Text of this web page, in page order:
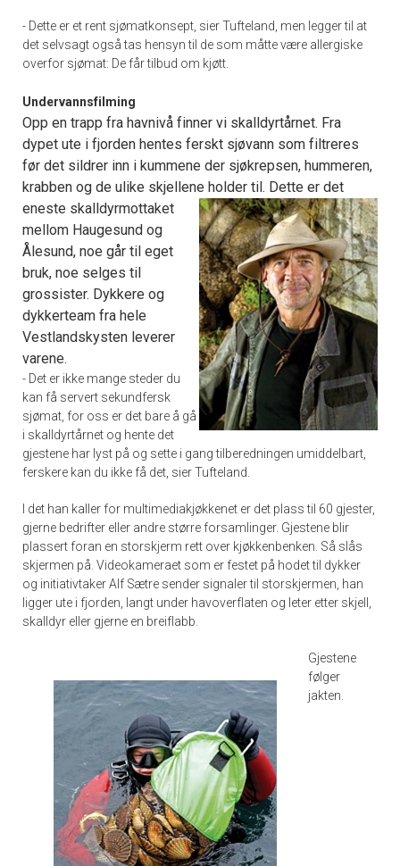
- Dette er et rent sjømatkonsept, sier Tufteland, men legger til at
det selvsagt også tas hensyn til de som måtte være allergiske
overfor sjømat: De får tilbud om kjøtt.
Undervannsfilming
Opp en trapp fra havnivå finner vi skalldyrtårnet. Fra
dypet ute i fjorden hentes ferskt sjøvann som filtreres
før det sildrer inn i kummene der sjøkrepsen, hummeren,
krabben og de ulike skjellene holder til. Dette er det
eneste skalldyrmottaket
mellom Haugesund og
Ålesund, noe går til eget
bruk, noe selges til
grossister. Dykkere og
dykkerteam fra hele
Vestlandskysten leverer
varene.
- Det er ikke mange steder du
kan få servert sekundfersk
sjømat, for oss er det bare å gå
i skalldyrtårnet og hente det
gjestene har lyst på og sette i gang tilberedningen umiddelbart,
ferskere kan du ikke få det, sier Tufteland.
I det han kaller for multimediakjøkkenet er det plass til 60 gjester,
gjerne bedrifter eller andre større forsamlinger. Gjestene blir
plassert foran en storskjerm rett over kjøkkenbenken. Så slås
skjermen på. Videokameraet som er festet på hodet til dykker
og initiativtaker Alf Sætre sender signaler til storskjermen, han
ligger ute i fjorden, langt under havoverflaten og leter etter skjell,
skalldyr eller gjerne en breiflabb.
Gjestene
følger
jakten.